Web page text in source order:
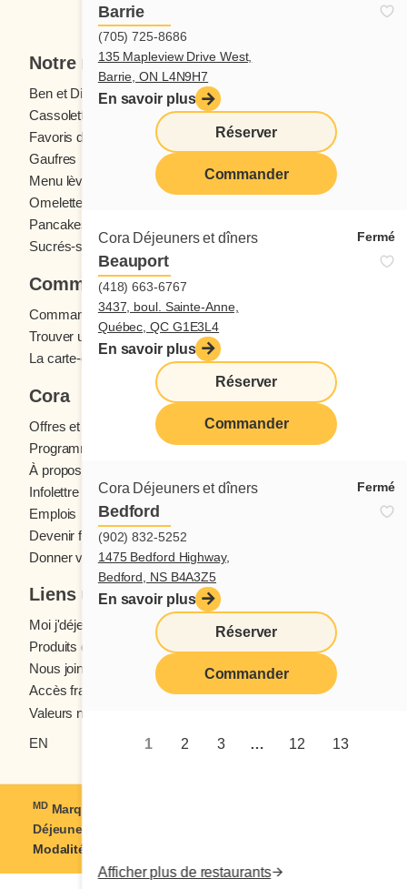
Barrie
(705) 725-8686
135 Mapleview Drive West,
Barrie, ON L4N9H7
En savoir plus
Réserver
Commander
Cora Déjeuners et dîners Fermé
Beauport
(418) 663-6767
3437, boul. Sainte-Anne,
Québec, QC G1E3L4
En savoir plus
Réserver
Commander
Cora Déjeuners et dîners Fermé
Bedford
(902) 832-5252
1475 Bedford Highway,
Bedford, NS B4A3Z5
En savoir plus
Réserver
Commander
1 2 3 … 12 13
Afficher plus de restaurants
Notre menu
Ben et Dictine
Boissons
Cassolettes
Crêpes
Favoris des ados
Fruits frais
Gaufres
Menu lève-tôt
Oeufs
Omelettes et Crêpomelettes
Pancakes
Sucrés-salés
Commander
Commande en ligne
Trouver un restaurant
La carte-cadeau Cora
Cora
Offres et concours
Programme fidélité Cora
À propos des restaurants Cora
Infolettre Cora
Emplois
Devenir franchisé
Donner votre avis
Liens utiles
Moi j'déjeune (Blogue)
Produits d'épicerie
Nous joindre
Accès franchisés
Valeurs nutritives
EN
MDMarque déposée de Coramark inc. © 2021-2026
Déjeuners et dîners
Modalités d'utilisation